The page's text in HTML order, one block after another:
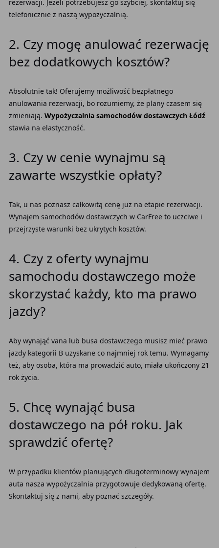
rezerwacji. Jeżeli potrzebujesz go szybciej, skontaktuj się
telefonicznie z naszą wypożyczalnią.
2. Czy mogę anulować rezerwację
bez dodatkowych kosztów?
Absolutnie tak! Oferujemy możliwość bezpłatnego
anulowania rezerwacji, bo rozumiemy, że plany czasem się
zmieniają. Wypożyczalnia samochodów dostawczych Łódź
stawia na elastyczność.
3. Czy w cenie wynajmu są
zawarte wszystkie opłaty?
Tak, u nas poznasz całkowitą cenę już na etapie rezerwacji.
Wynajem samochodów dostawczych w CarFree to uczciwe i
przejrzyste warunki bez ukrytych kosztów.
4. Czy z oferty wynajmu
samochodu dostawczego może
skorzystać każdy, kto ma prawo
jazdy?
Aby wynająć vana lub busa dostawczego musisz mieć prawo
jazdy kategorii B uzyskane co najmniej rok temu. Wymagamy
też, aby osoba, która ma prowadzić auto, miała ukończony 21
rok życia.
5. Chcę wynająć busa
dostawczego na pół roku. Jak
sprawdzić ofertę?
W przypadku klientów planujących długoterminowy wynajem
auta nasza wypożyczalnia przygotowuje dedykowaną ofertę.
Skontaktuj się z nami, aby poznać szczegóły.